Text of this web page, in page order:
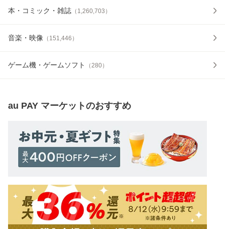
本・コミック・雑誌 （ 1,260,703 ）
音楽・映像 （ 151,446 ）
ゲーム機・ゲームソフト （280）
au PAY マーケットのおすすめ